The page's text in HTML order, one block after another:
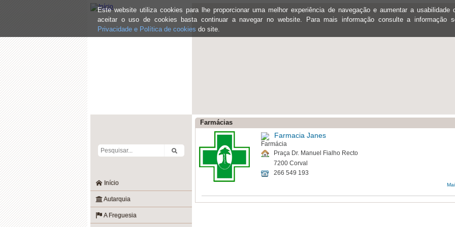
Este website utiliza cookies para lhe proporcionar uma melhor experiência de navegação e aumentar a usabilidade
aceitar o uso de cookies basta continuar a navegar no website. Para mais informação consulte a informação
Privacidade e Política de cookies do site.
Início
Autarquia
A Freguesia
Farmácias
Farmacia Janes
Praça Dr. Manuel Fialho Recto
7200 Corval
266 549 193